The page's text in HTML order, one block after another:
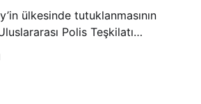
ülkesinde tutuklanmasının
Polis Teşkilatı